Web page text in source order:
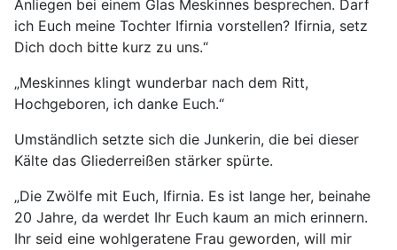
Anliegen bei einem Glas Meskinnes besprechen. Darf
ich Euch meine Tochter Ifirnia vorstellen? Ifirnia, setz
Dich doch bitte kurz zu uns.“
„Meskinnes klingt wunderbar nach dem Ritt,
Hochgeboren, ich danke Euch.“
Umständlich setzte sich die Junkerin, die bei dieser
Kälte das Gliederreißen stärker spürte.
„Die Zwölfe mit Euch, Ifirnia. Es ist lange her, beinahe
20 Jahre, da werdet Ihr Euch kaum an mich erinnern.
Ihr seid eine wohlgeratene Frau geworden, will mir